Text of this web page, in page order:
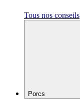
Tous nos conseils
Porcs